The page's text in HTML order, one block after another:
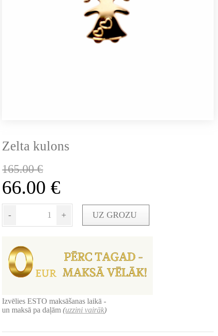
Zelta kulons
165.00€
66.00€
- + UZ GROZU
Izvēlies ESTO maksāšanas laikā -
un maksā pa daļām(uzzini vairāk)